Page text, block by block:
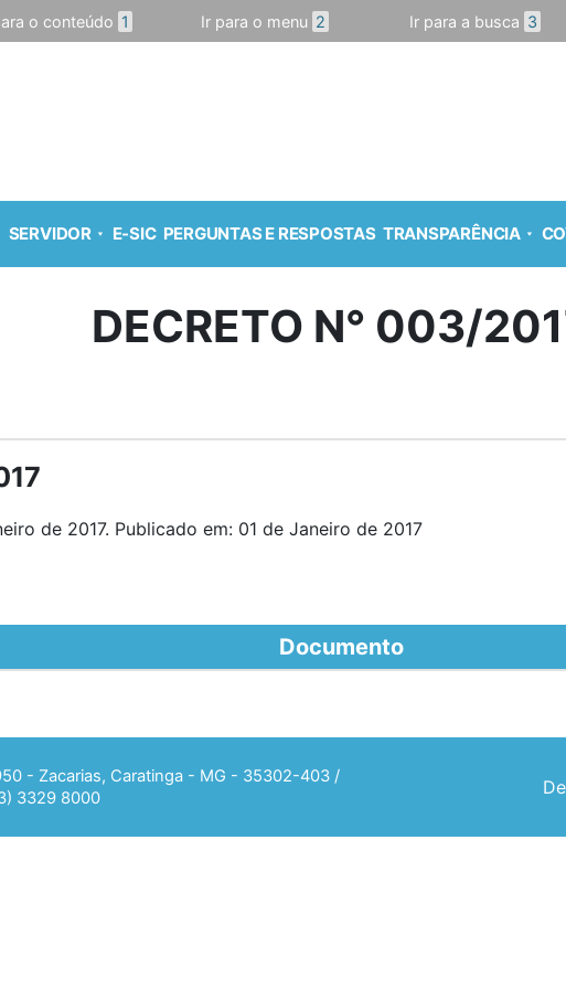
o conteúdo 1 Ir para o menu 2 Ir para a busca 3
SERVIDOR E-SIC PERGUNTAS E RESPOSTAS TRANSPARÊNCIA
DECRETO N° 003/
de 2017. Publicado em: 01 de Janeiro de 2017
Documento
- Zacarias, Caratinga - MG - 35302-403 /
3329 8000